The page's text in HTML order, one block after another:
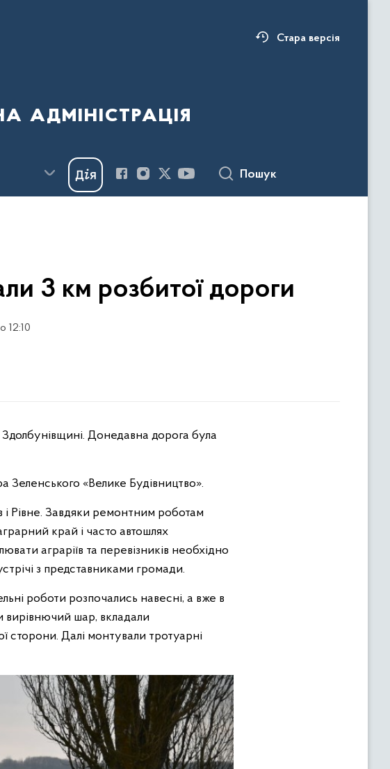
Стара версія
адміністрація
Пошук
3 км розбитої дороги
12:10
«Велике Будівництво».
Рівне. Завдяки ремонтним роботам
край і часто автошлях
аграріїв та перевізників необхідно
з представниками громади.
роботи розпочались навесні, а вже в
вирівнючий шар, вкладали
сторони. Далі монтували тротуарні